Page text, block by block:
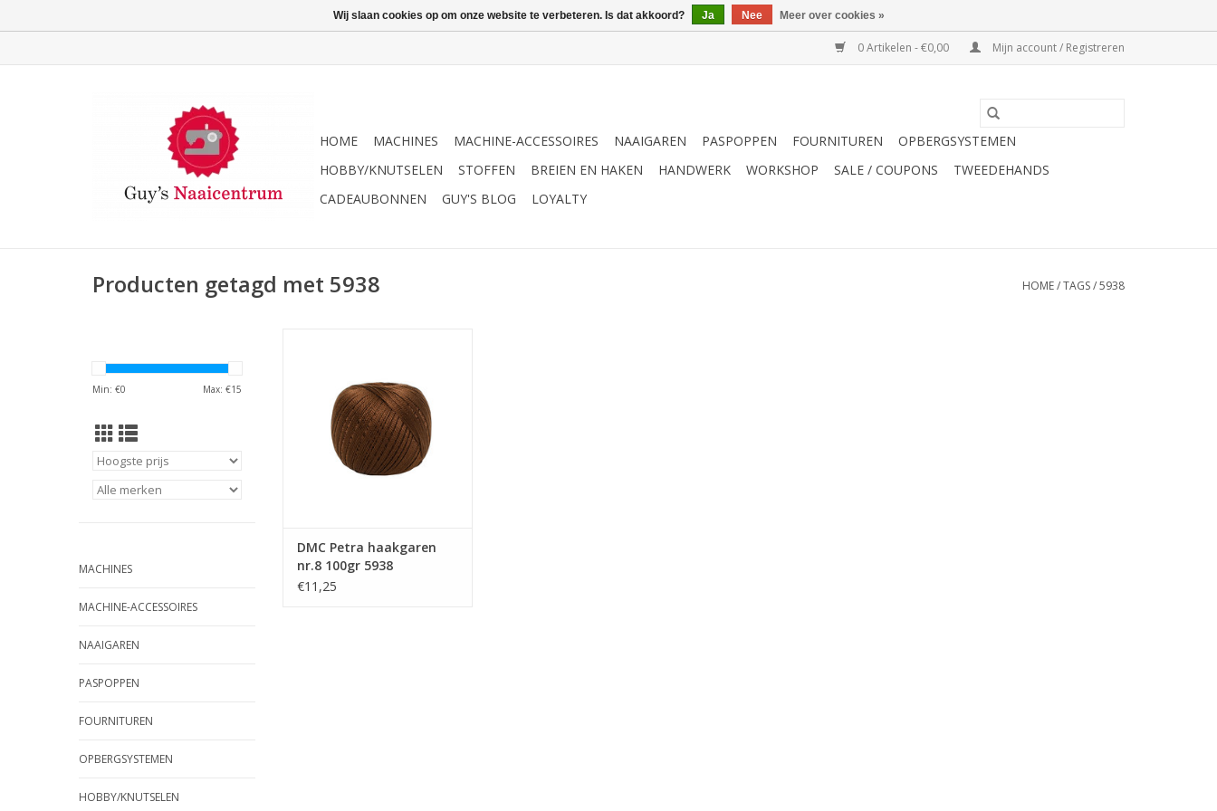
0 Artikelen - €0,00 Mijn account / Registreren
HOME MACHINES MACHINE-ACCESSOIRES NAAIGAREN PASPOPPEN FOURNITUREN
OPBERGSYSTEMEN
HOBBY/KNUTSELEN
STOFFEN BREIEN EN HAKEN HANDWERK WORKSHOP SALE / COUPONS
TWEEDEHANDS
CADEAUBONNEN
GUY'S BLOG LOYALTY
Producten getagd met 5938 HOME/TAGS/5938
Min: €0 Max: €15
MACHINES
MACHINE-ACCESSOIRES
NAAIGAREN
PASPOPPEN
FOURNITUREN
OPBERGSYSTEMEN
HOBBY/KNUTSELEN
TOEVOEGEN AAN WINKELWAGEN
DMC Petra haakgaren
nr.8 100gr 5938
€11,25
Wij slaan cookies op om onze website te verbeteren. Is dat akkoord? Ja Nee Meer over cookies »